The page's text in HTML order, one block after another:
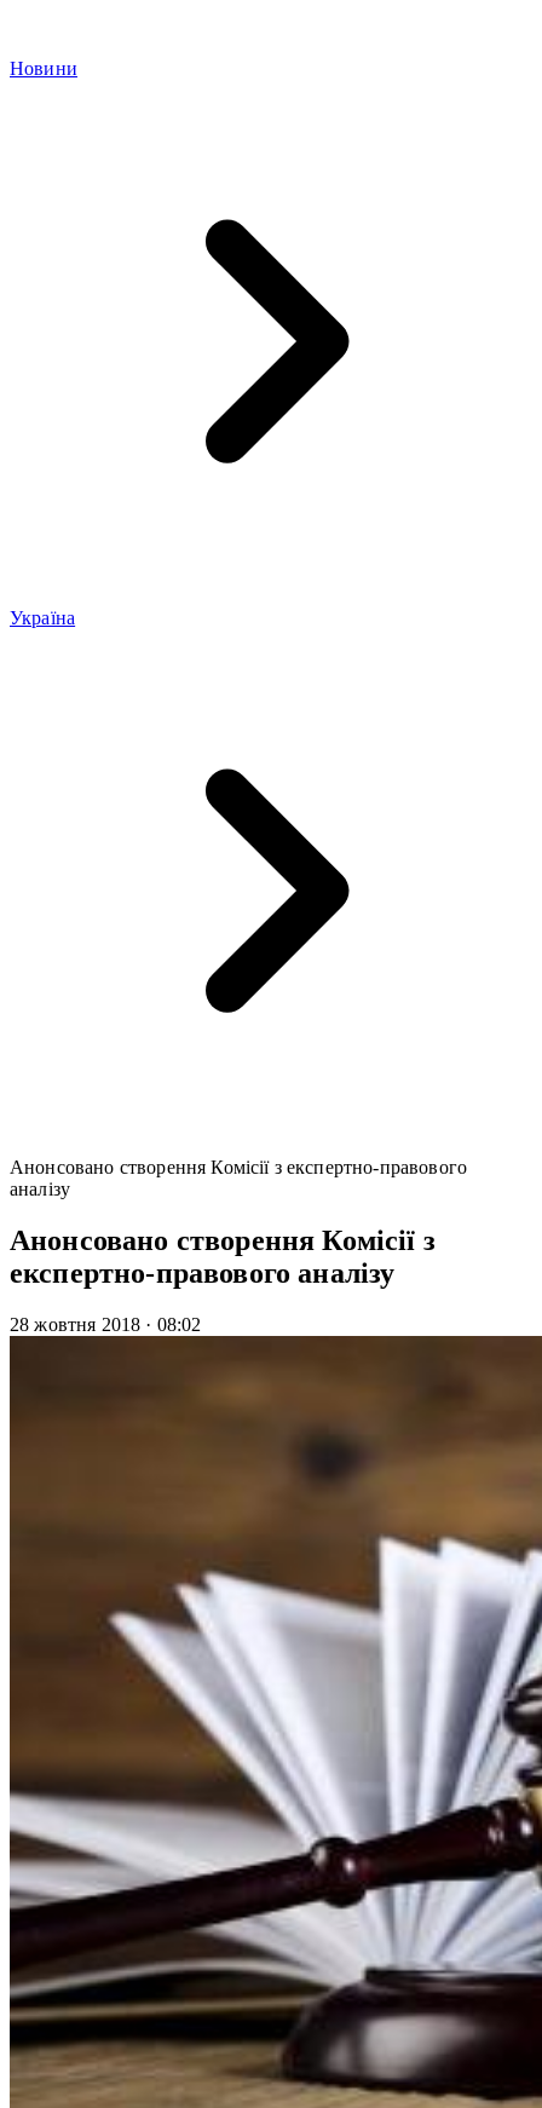
Новини
Україна
Анонсовано створення Комісії з експертно-правового
аналізу
Анонсовано створення Комісії з
експертно-правового аналізу
28 жовтня 2018 · 08:02